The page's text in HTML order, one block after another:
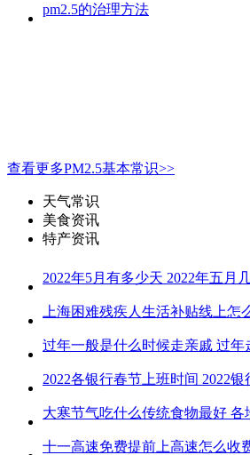
pm2.5的治理方法
查看更多PM2.5基本常识>>
天气常识
美食资讯
特产资讯
2022年5月有多少天 2022年五月
2022各银行春节上班时间 2022